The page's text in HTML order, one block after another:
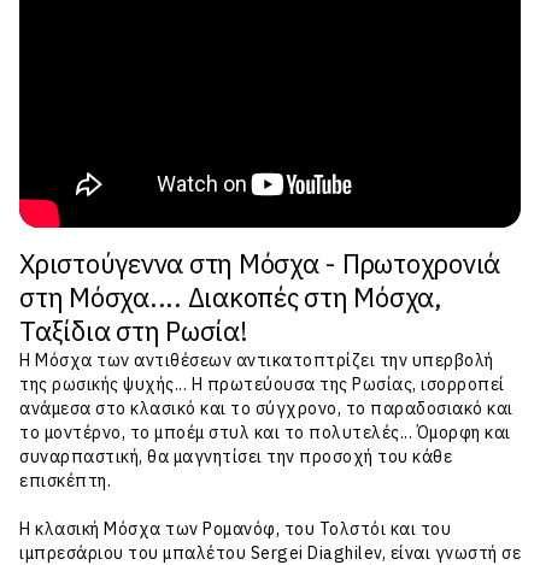
Χριστούγεννα στη Μόσχα - Πρωτοχρονιά
στη Μόσχα.... Διακοπές στη Μόσχα,
Ταξίδια στη Ρωσία!
Η Μόσχα των αντιθέσεων αντικατοπτρίζει την υπερβολή
της ρωσικής ψυχής... Η πρωτεύουσα της Ρωσίας, ισορροπεί
ανάμεσα στο κλασικό και το σύγχρονο, το παραδοσιακό και
το μοντέρνο, το μποέμ στυλ και το πολυτελές... Όμορφη και
συναρπαστική, θα μαγνητίσει την προσοχή του κάθε
επισκέπτη.
H κλασική Μόσχα των Ρομανόφ, του Τολστόι και του
ιμπρεσάριου του μπαλέτου Sergei Diaghilev, είναι γνωστή σε